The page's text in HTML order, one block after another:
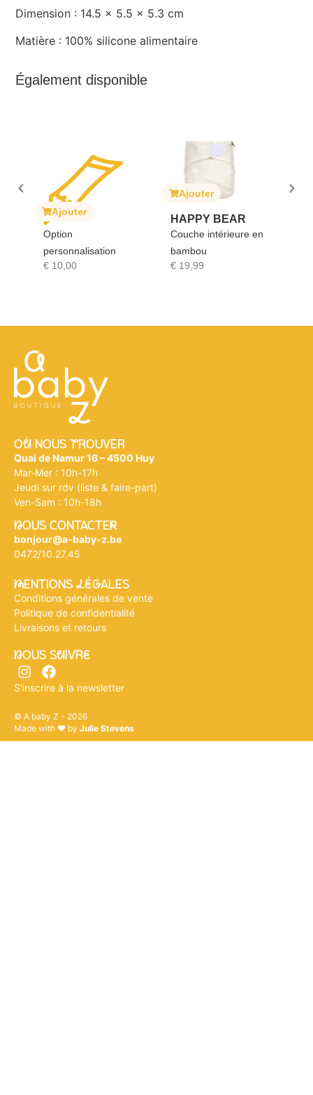
Dimension : 14.5 x 5.5 x 5.3 cm
Matière : 100% silicone alimentaire
Également disponible
Ajouter
Option
personnalisation
€ 10,00
Ajouter
HAPPY BEAR
Couche intérieure en
bambou
€19,99
Où NOUS tROUVER
Quai de Namur 16 – 4500 Huy
Mar-Mer : 10h-17h
Jeudi sur rdv (liste & faire-part)
Ven-Sam : 10h-18h
nOUS CONTACTEr
bonjour@a-baby-z.be
0472/10.27.45
mENTIONS légALES
Conditions générales de vente
Politique de confidentialité
Livraisons et retours
nOUS SuIVRe
S'inscrire à la newsletter
© A baby Z - 2026
Made with ♥ by Julie Stevens